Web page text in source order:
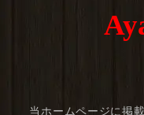
当ホームページに掲